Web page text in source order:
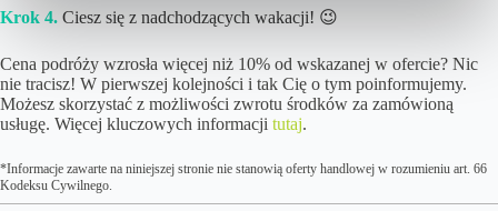
Krok 4. Ciesz się z nadchodzących wakacji! 😉
Cena podróży wzrosła więcej niż 10% od wskazanej w ofercie? Nic
nie tracisz! W pierwszej kolejności i tak Cię o tym poinformujemy.
Możesz skorzystać z możliwości zwrotu środków za zamówioną
usługę. Więcej kluczowych informacji tutaj.
*Informacje zawarte na niniejszej stronie nie stanowią oferty handlowej w rozumieniu art. 66
Kodeksu Cywilnego.